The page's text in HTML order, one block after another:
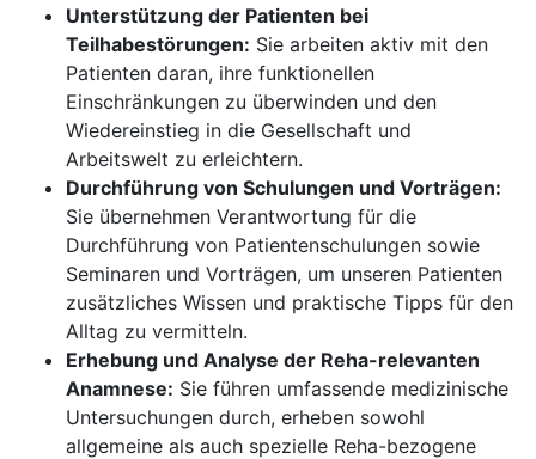
Unterstützung der Patienten bei
Teilhabestörungen: Sie arbeiten aktiv mit den
Patienten daran, ihre funktionellen
Einschränkungen zu überwinden und den
Wiedereinstieg in die Gesellschaft und
Arbeitswelt zu erleichtern.
Durchführung von Schulungen und Vorträgen:
Sie übernehmen Verantwortung für die
Durchführung von Patientenschulungen sowie
Seminaren und Vorträgen, um unseren Patienten
zusätzliches Wissen und praktische Tipps für den
Alltag zu vermitteln.
Erhebung und Analyse der Reha-relevanten
Anamnese: Sie führen umfassende medizinische
Untersuchungen durch, erheben sowohl
allgemeine als auch spezielle Reha-bezogene